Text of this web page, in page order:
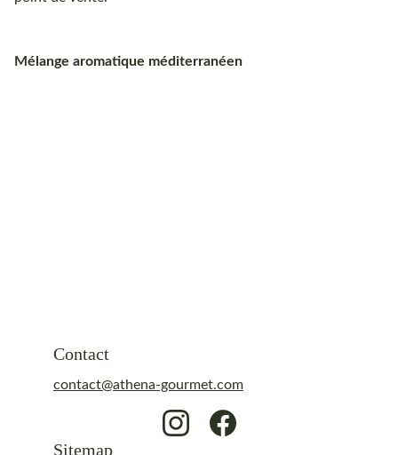
Mélange aromatique méditerranéen
Contact
contact@athena-gourmet.com
Sitemap